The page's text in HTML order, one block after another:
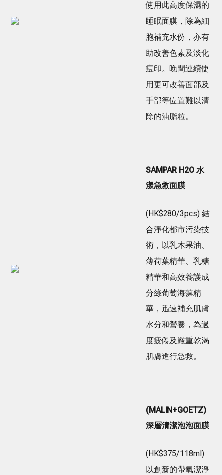
使用此高度保濕的
睡眠面膜，除為細
胞補充水份，亦有
助改善色素及淡化
痘印。晚間連續使
用更可改善面部及
手部等位置難以清
除的油脂粒。
SAMPAR H2O 水
漾急救面膜
(HK$280/3pcs) 結
合淨化都市污染技
術，以乳木果油、
薄荷葉精華、乳糖
精華和高效養護成
分綠葡萄海藻精
華，迅速補充肌膚
水分和營養，為過
度疲倦及嚴重乾渴
肌膚進行急救。
(MALIN+GOETZ)
深層清潔泡泡面膜
(HK$375/118ml)
以創新的帶氧潔淨